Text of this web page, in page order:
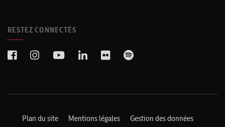
RESTEZ CONNECTÉS
Plan du site Mentions légales Gestion des données